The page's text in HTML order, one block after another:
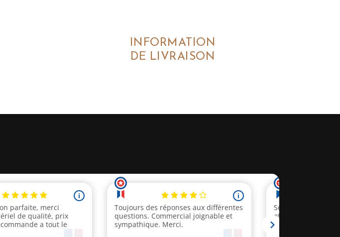
INFORMATION
DE LIVRAISON